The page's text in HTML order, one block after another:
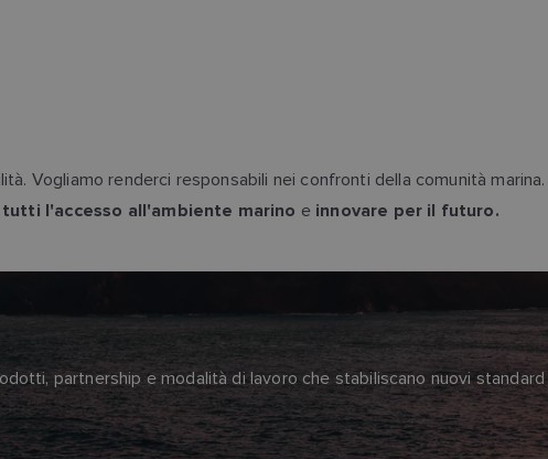
Vogliamo renderci responsabili nei confronti della comunità
l'accesso all'ambiente marino e innovare per il futuro.
partnership e modalità di lavoro che stabiliscano nuovi